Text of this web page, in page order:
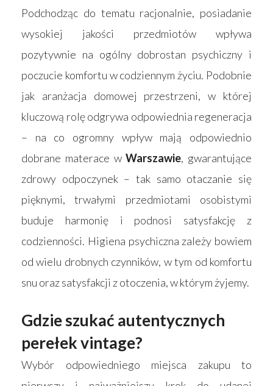
Podchodząc do tematu racjonalnie, posiadanie
wysokiej jakości przedmiotów wpływa
pozytywnie na ogólny dobrostan psychiczny i
poczucie komfortu w codziennym życiu. Podobnie
jak aranżacja domowej przestrzeni, w której
kluczową rolę odgrywa odpowiednia regeneracja
– na co ogromny wpływ mają odpowiednio
dobrane materace wWarszawie, gwarantujące
zdrowy odpoczynek – tak samo otaczanie się
pięknymi, trwałymi przedmiotami osobistymi
buduje harmonię i podnosi satysfakcję z
codzienności. Higiena psychiczna zależy bowiem
od wielu drobnych czynników, w tym od komfortu
snu oraz satysfakcji z otoczenia, w którym żyjemy.
Gdzie szukać autentycznych
perełek vintage?
Wybór odpowiedniego miejsca zakupu to